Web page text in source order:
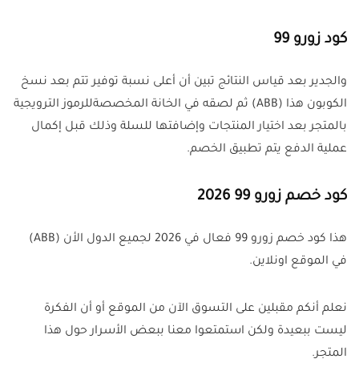
كود زورو 99
والجدير بعد قياس النتائج تبين أن أعلى نسبة توفير تتم بعد نسخ
الكوبون هذا (ABB) ثم لصقه في الخانة المخصصةللرموز الترويجية
بالمتجر بعد اختيار المنتجات وإضافتها للسلة وذلك قبل إكمال
عملية الدفع يتم تطبيق الخصم.
كود خصم زورو 99 2026
هذا كود خصم زورو 99 فعال في 2026 لجميع الدول الأن (ABB)
في الموقع اونلاين.
نعلم أنكم مقبلين على التسوق الآن من الموقع أو أن الفكرة
ليست ببعيدة ولكن استمتعوا معنا ببعض الأسرار حول هذا
المتجر.